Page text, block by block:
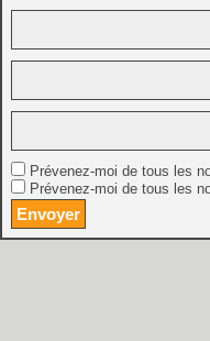
Prévenez-moi de tous les
Prévenez-moi de tous les